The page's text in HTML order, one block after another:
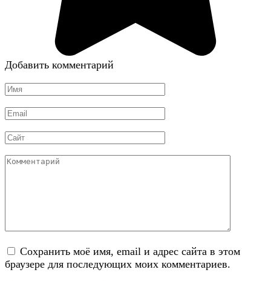
Добавить комментарий
Имя
Email
Сайт
Комментарий
Сохранить моё имя, email и адрес сайта в этом
браузере для последующих моих комментариев.